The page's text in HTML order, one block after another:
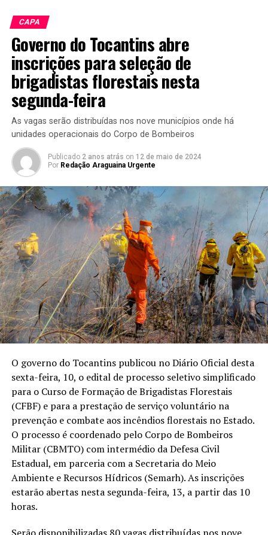
CAPA
Governo do Tocantins abre
inscrições para seleção de
brigadistas florestais nesta
segunda-feira
As vagas serão distribuídas nos nove municípios onde há
unidades operacionais do Corpo de Bombeiros
Publicado 2 anos atrás on 12 de maio de 2024
Por Redação Araguaina Urgente
O governo do Tocantins publicou no Diário Oficial desta
sexta-feira, 10, o edital de processo seletivo simplificado
para o Curso de Formação de Brigadistas Florestais
(CFBF) e para a prestação de serviço voluntário na
prevenção e combate aos incêndios florestais no Estado.
O processo é coordenado pelo Corpo de Bombeiros
Militar (CBMTO) com intermédio da Defesa Civil
Estadual, em parceria com a Secretaria do Meio
Ambiente e Recursos Hídricos (Semarh). As inscrições
estarão abertas nesta segunda-feira, 13, a partir das 10
horas.